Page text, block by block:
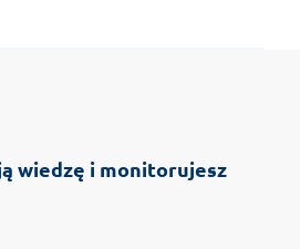
wiedzę i monitorujesz